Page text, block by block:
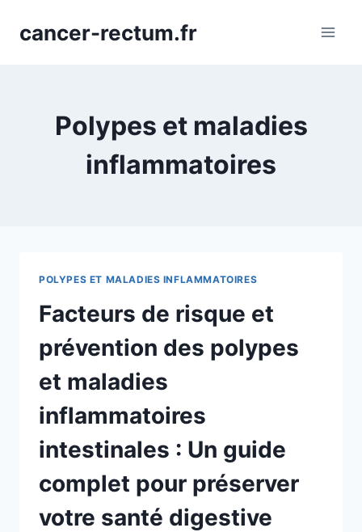
cancer-rectum.fr
Polypes et maladies
inflammatoires
POLYPES ET MALADIES INFLAMMATOIRES
Facteurs de risque et
prévention des polypes
et maladies
inflammatoires
intestinales : Un guide
complet pour préserver
votre santé digestive